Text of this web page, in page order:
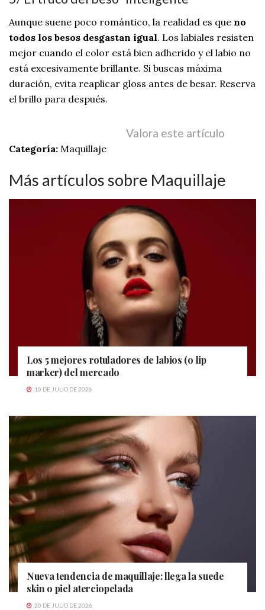
Aunque suene poco romántico, la realidad es que no
todos los besos desgastan igual. Los labiales resisten
mejor cuando el color está bien adherido y el labio no
está excesivamente brillante. Si buscas máxima
duración, evita reaplicar gloss antes de besar. Reserva
el brillo para después.
Valora este artículo
Categoría: Maquillaje
Más artículos sobre Maquillaje
Los 5 mejores rotuladores de labios (o lip
marker) del mercado
10 DE JULIO DE 2026
Nueva tendencia de maquillaje: llega la suede
skin o piel aterciopelada
20 DE JULIO DE 2026